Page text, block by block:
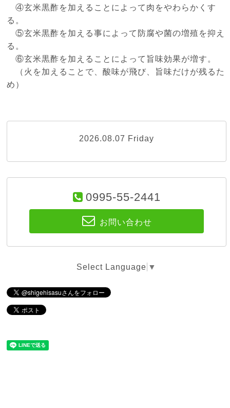
④玄米黒酢を加えることによって肉をやわらかくす
る。
⑤玄米黒酢を加える事によって防腐や菌の増殖を抑え
る。
⑥玄米黒酢を加えることによって旨味効果が増す。
（火を加えることで、酸味が飛び、旨味だけが残るた
め）
2026.08.07 Friday
0995-55-2441
お問い合わせ
Select Language ▼